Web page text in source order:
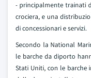
- principalmente trainati
crociera, e una
di concessionari e servizi.
Secondo la National
le barche da diporto
Stati Uniti, con le barche